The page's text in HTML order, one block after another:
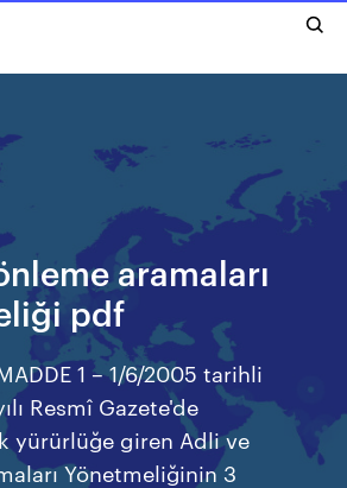
aramaları
pdf
1 – 1/6/2005 tarihli
Resmî Gazete'de
yürürlüğe giren Adli ve
Yönetmeliğinin 3